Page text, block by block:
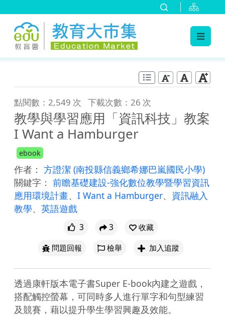
點閱數：2,549 次 下載次數：26 次
教學與學習應用「資訊科技」教案
I Want a Hamburger
ebook
作者： 方證潔 (南投縣信義鄉希娜巴嵐國民小學)
關鍵字： 前瞻基礎建設-強化數位教學暨學習資訊
應用環境計畫、 I Want a Hamburger、 資訊融入
教學、 英語遊戲
3 3
收藏
問題回報
檢舉 加入追蹤
透過康軒版本電子書Super E-book內建之遊戲，
搭配觸控螢幕，可同時多人進行單字和句型練習
及競賽，藉以提升學生學習興趣及效能。